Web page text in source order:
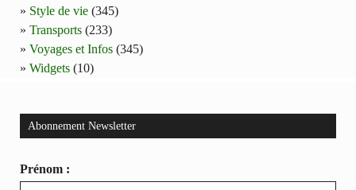
Style de vie (345)
Transports (233)
Voyages et Infos (345)
Widgets (10)
Abonnement Newsletter
Prénom :